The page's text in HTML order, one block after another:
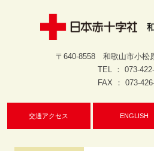
〒640-8558 和歌山市小松
TEL ： 073-
FAX ： 073-
交通アクセス ENGLISH